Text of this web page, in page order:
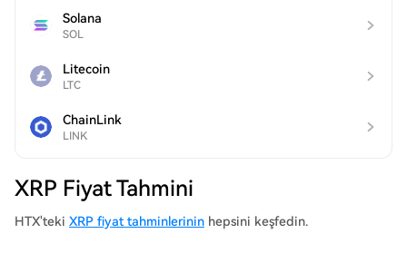
Solana
SOL
Litecoin
LTC
ChainLink
LINK
XRP Fiyat Tahmini
HTX'teki XRP fiyat tahminlerinin hepsini keşfedin.